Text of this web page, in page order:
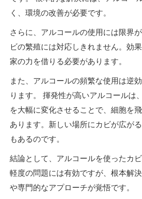
く、環境の改善が必要です。
さらに、アルコールの使用には限界
ビの繁殖には対応しきれません。効
家の力を借りる必要があります。
また、アルコールの頻繁な使用は逆
ります。 揮発性が高いアルコールは
を大幅に変化させることで、細胞を
あります。新しい場所にカビが広が
もあるのです。
結論として、アルコールを使ったカ
軽度の問題には有効ですが、根本解
や専門的なアプローチが覚悟です。